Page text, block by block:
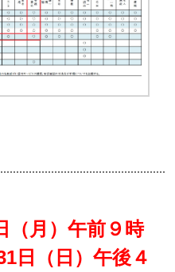
（月）午前９時
日（日）午後４